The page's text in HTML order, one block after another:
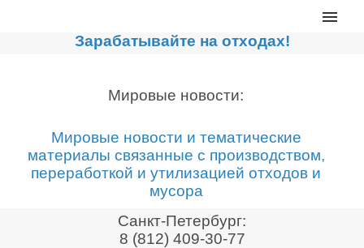
Главная
Сортировочные линии
Дробильное оборудование
Компакторы, контейнеры
Реализованные проекты
Видео
Зарабатывайте на отходах!
Мировые новости:
Мировые новости и тематические
материалы связанные с производством,
переработкой и утилизацией отходов и
мусора
Санкт-Петербург:
8 (812) 409-30-77